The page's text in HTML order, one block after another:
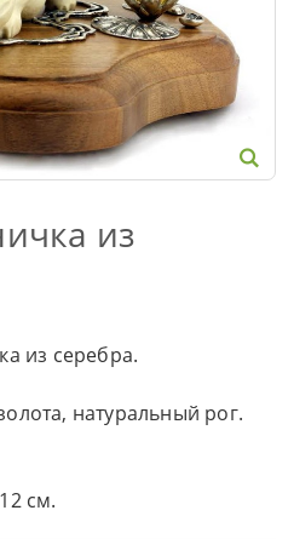
из
из серебра.
натуральный рог.
см.